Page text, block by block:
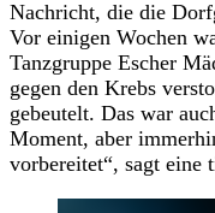
Nachricht, die die
Vor einigen Wochen
Tanzgruppe Escher
gegen den Krebs
gebeutelt. Das war
Moment, aber
vorbereitet“, sagt eine